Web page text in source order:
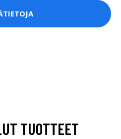
TUOTTEET